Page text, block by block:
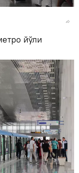
йўли